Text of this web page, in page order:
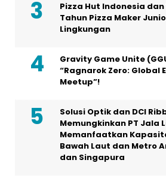
Pizza Hut Indonesia dan
Tahun Pizza Maker
Lingkungan
Gravity Game Unite
“Ragnarok Zero: Global
Meetup”!
Solusi Optik dan DCI
Memungkinkan PT Jala
Memanfaatkan
Bawah Laut dan Metro
dan Singapura